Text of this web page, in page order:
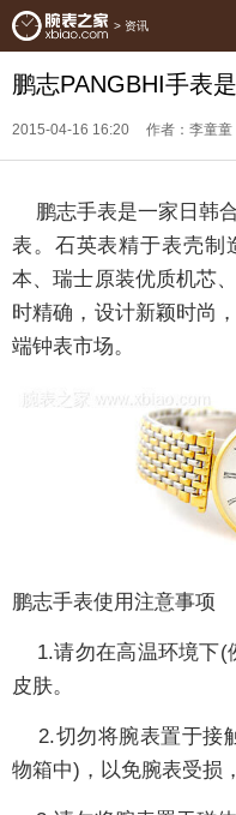
> 资讯
鹏志PANGBHI手表
2015-04-16 16:20 作者：李童童
鹏志手表是一家日韩
表。石英表精于表壳制
本、瑞士原装优质机芯
时精确，设计新颖时尚
端钟表市场。
鹏志手表使用注意事项
1.请勿在高温环境下(
皮肤。
2.切勿将腕表置于接
物箱中)，以免腕表受损